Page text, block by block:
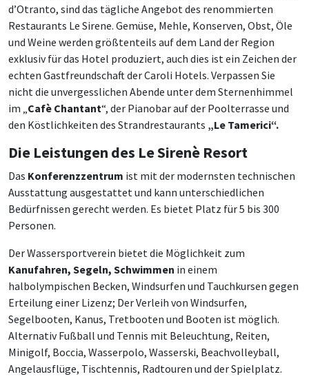
d’Otranto, sind das tägliche Angebot des renommierten
Restaurants Le Sirene. Gemüse, Mehle, Konserven, Obst, Öle
und Weine werden größtenteils auf dem Land der Region
exklusiv für das Hotel produziert, auch dies ist ein Zeichen der
echten Gastfreundschaft der Caroli Hotels. Verpassen Sie
nicht die unvergesslichen Abende unter dem Sternenhimmel
im „ Cafè Chantant“, der Pianobar auf der Poolterrasse und
den Köstlichkeiten des Strandrestaurants „Le Tamerici“.
Die Leistungen des Le Sirenè Resort
Das Konferenzzentrum ist mit der modernsten technischen
Ausstattung ausgestattet und kann unterschiedlichen
Bedürfnissen gerecht werden. Es bietet Platz für 5 bis 300
Personen.
Der Wassersportverein bietet die Möglichkeit zum
Kanufahren, Segeln, Schwimmen in einem
halbolympischen Becken, Windsurfen und Tauchkursen gegen
Erteilung einer Lizenz; Der Verleih von Windsurfen,
Segelbooten, Kanus, Tretbooten und Booten ist möglich.
Alternativ Fußball und Tennis mit Beleuchtung, Reiten,
Minigolf, Boccia, Wasserpolo, Wasserski, Beachvolleyball,
Angelausflüge, Tischtennis, Radtouren und der Spielplatz.